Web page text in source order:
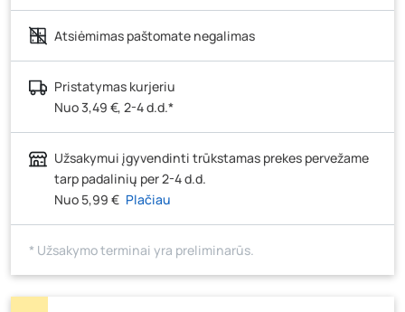
Ateities g. 15, Vilnius- 6 vienetai
Kauno r., Narsiečių k., Vytauto g. 183, Kaunas
vienetai
Šilutės pl. 83A, Klaipėda
Pramonės g. 7, Šiauliai
Santaikos g. 26B, Alytus - 9 vienetai
J. Basanavičiaus g. 6, Utena
Novočėbės k. 3, Kėdainiai- 9 vienetai
Kauno g. 160, Marijampolė- 13 vienetų
Skuodo g. 41, Mažeikiai- 11 vienetų
Atsiėmimas paštomate negalimas
Pristatymas kurjeriu
Nuo 3,49 €, 2-4 d.d.*
Užsakymui įgyvendinti trūkstamas prekes pervežame
tarp padalinių per 2-4 d.d.
Nuo 5,99 € Plačiau
* Užsakymo terminai yra preliminarūs.